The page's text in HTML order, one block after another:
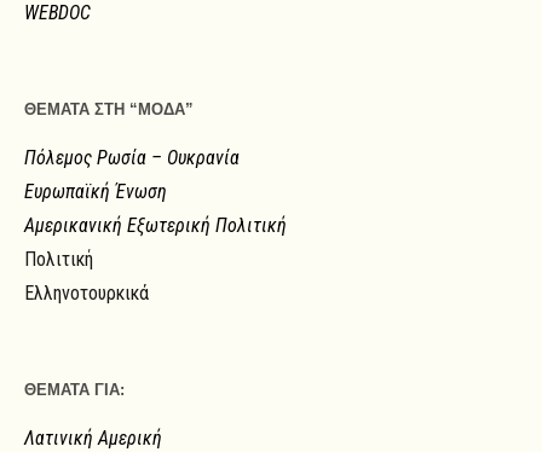
WEBDOC
ΘΕΜΑΤΑ ΣΤΗ “ΜΟΔΑ”
Πόλεμος Ρωσία – Ουκρανία
Ευρωπαϊκή Ένωση
Αμερικανική Εξωτερική Πολιτική
Πολιτική
Ελληνοτουρκικά
ΘΕΜΑΤΑ ΓΙΑ:
Λατινική Αμερική